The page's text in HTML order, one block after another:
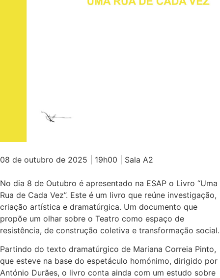
08 de outubro de 2025 | 19h00 | Sala A2
No dia 8 de Outubro é apresentado na ESAP o Livro “Uma
Rua de Cada Vez”. Este é um livro que reúne investigação,
criação artística e dramatúrgica. Um documento que
propõe um olhar sobre o Teatro como espaço de
resistência, de construção coletiva e transformação social.
Partindo do texto dramatúrgico de Mariana Correia Pinto,
que esteve na base do espetáculo homónimo, dirigido por
António Durães, o livro conta ainda com um estudo sobre